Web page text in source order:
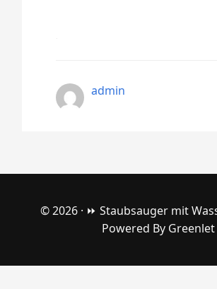
admin
© 2026 · ⏩ Staubsauger mit
Powered By Greenlet